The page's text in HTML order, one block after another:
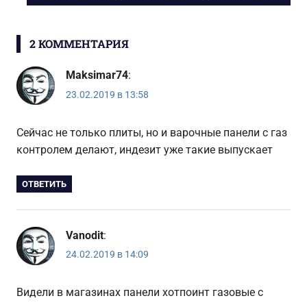
2 КОММЕНТАРИЯ
Maksimar74:
23.02.2019 в 13:58
Сейчас не только плиты, но и варочные панели с газ
контролем делают, индезит уже такие выпускает
ОТВЕТИТЬ
Vanodit:
24.02.2019 в 14:09
Видели в магазинах панели хотпоинт газовые с